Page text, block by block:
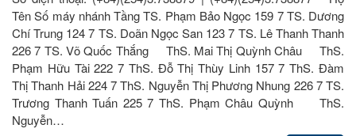
Tên Số máy nhánh Tầng TS. Phạm Bảo Ngọc 159 7 TS. Dương
Chí Trung 124 7 TS. Doãn Ngọc San 123 7 TS. Lê Thanh Thanh
226 7 TS. Võ Quốc Thắng ThS. Mai Thị Quỳnh Châu ThS.
Phạm Hữu Tài 222 7 ThS. Đỗ Thị Thùy Linh 157 7 ThS. Đàm
Thị Thanh Hải 224 7 ThS. Nguyễn Thị Phương Nhung 226 7 TS.
Trương Thanh Tuấn 225 7 ThS. Phạm Châu Quỳnh ThS.
Nguyễn…